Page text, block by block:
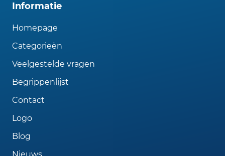
Informatie
Homepage
Categorieën
Veelgestelde vragen
Begrippenlijst
Contact
Logo
Blog